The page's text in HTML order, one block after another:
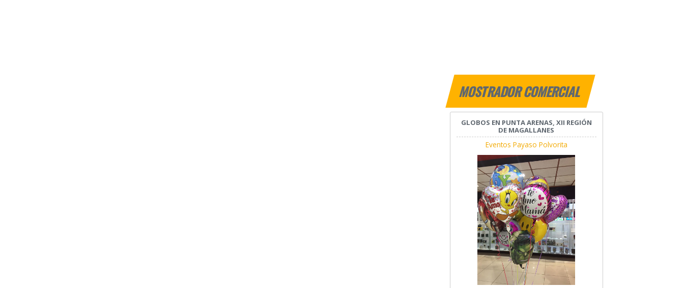
MOSTRADOR COMERCIAL
GLOBOS EN PUNTA ARENAS, XII REGIÓN
DE MAGALLANES
Eventos Payaso Polvorita